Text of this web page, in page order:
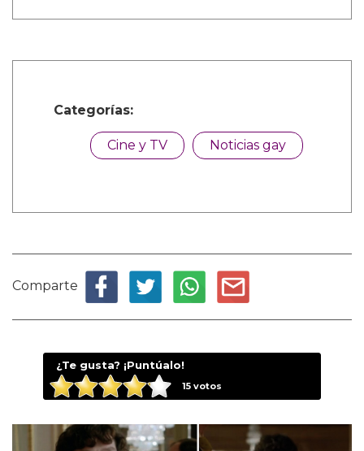
Categorías:
Cine y TV Noticias gay
Comparte
¿Te gusta? ¡Puntúalo!
15votos